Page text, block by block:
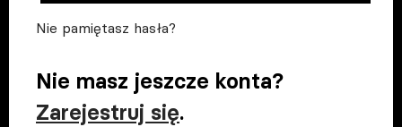
Nie pamiętasz hasła?
Nie masz jeszcze konta?
Zarejestruj się.